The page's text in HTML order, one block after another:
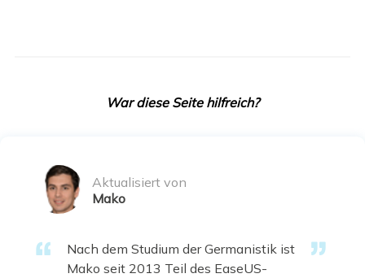
War diese Seite hilfreich?
Aktualisiert von
Mako
Nach dem Studium der Germanistik ist
Mako seit 2013 Teil des EaseUS-